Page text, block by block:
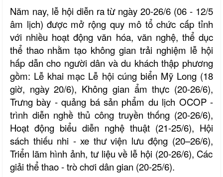
Năm nay, lễ hội diễn ra từ ngày20-26/6 (06 - 12/5
âm lịch) được mở rộng quy mô tổ chức cấp tỉnh
với nhiều hoạt độngvăn hóa, văn nghệ, thể dục
thể thao nhằm tạo không gian trải nghiệm lễ hội
hấp dẫn cho người dân và du khách thập phương
gồm: Lễ khai mạc Lễ hội cúng biển Mỹ Long (18
giờ, ngày 20/6), Không gian ẩm thực (20-26/6),
Trưng bày - quảng bá sản phẩm du lịch OCOP -
trình diễn nghề thủ công truyền thống (20-26/6),
Hoạt động biểu diễn nghệ thuật (21-25/6), Hội
sách thiếu nhi - xe thư viện lưu động (20–26/6),
Triển lãm hình ảnh, tư liệu về lễ hội (20-26/6), Các
giải thể thao - trò chơi dân gian (20-25/6).